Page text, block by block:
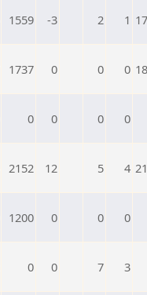
1559 -3 2 1
1737 0 0 0
0 0 0 0
2152 12 5 4
1200 0 0 0
0 0 7 3